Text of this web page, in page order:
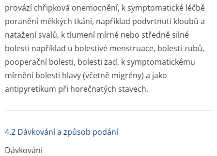
provází chřipková onemocnění, k symptomatické léčbě
poranění měkkých tkání, například podvrtnutí kloubů a
natažení svalů, k tlumení mírné nebo středně silné
bolesti například u bolestivé menstruace, bolesti zubů,
pooperační bolesti, bolesti zad, k symptomatickému
mírnění bolesti hlavy (včetně migrény) a jako
antipyretikum při horečnatých stavech.
4.2 Dávkování a způsob podání
Dávkování